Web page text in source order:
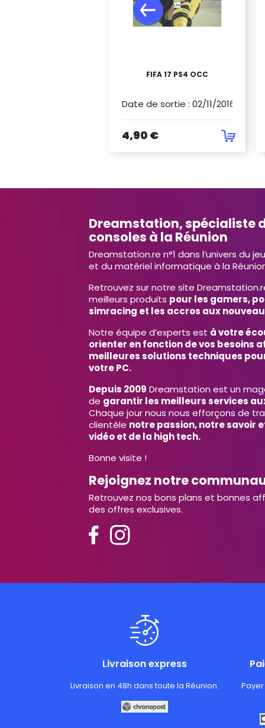
FIFA 17 PS4 OCC
Date de sortie : 02/11/2016
4,90 €
Dreamstation, spécialiste
consoles à la Réunion
Dreamstation.re n°1 dans l’univers du
et du matériel informatique à la
Retrouvez sur notre site
meilleurs produits pour les gamers,
simracing et les accros aux
Notre équipe d’experts est à votre
orienter en fonction de vos besoins
meilleures solutions techniques
votre PC.
Depuis 2009 Dreamstation est un
de garantir les meilleurs services
Chaque jour nous nous efforçons de
clientèle notre passion, notre savoir
vidéo et de la high tech.
Bonne visite !
Rejoignez notre
Retrouvez nos bons plans et bonnes
des offres exclusives.
Livraison express
Livraison en 48h dans toute la Réunion.